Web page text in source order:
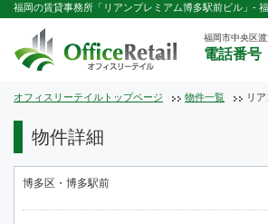
福岡の賃貸事務所「リアンプレミアム博多駅前ビル」-
福岡市中央区
電話番号
オフィスリーテイルトップページ 物件一覧 リ
物件詳細
博多区・博多駅前